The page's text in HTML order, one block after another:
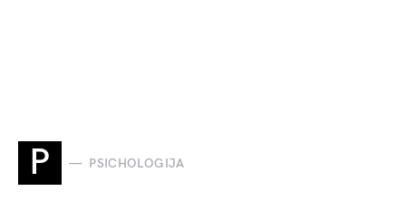
P PSICHOLOGIJA